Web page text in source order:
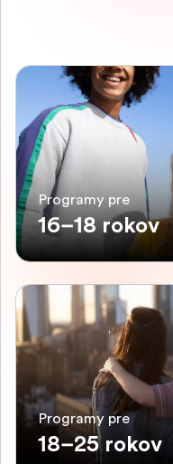
Programy pre
16–18 rokov
Programy pre
18–25 rokov